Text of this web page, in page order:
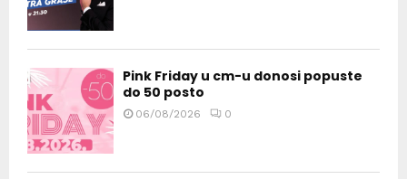
Pink Friday u cm-u donosi popuste
do 50 posto
06/08/2026 0